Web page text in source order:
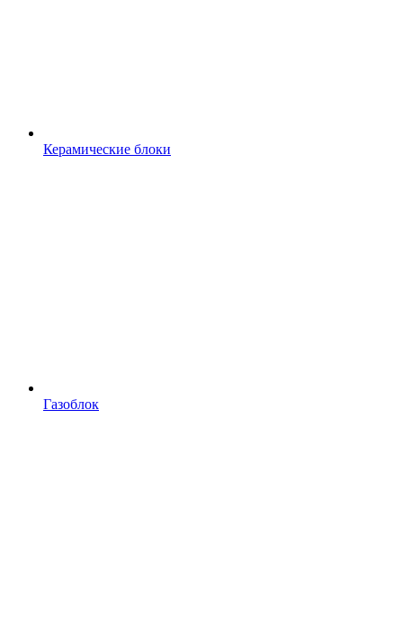
Керамические блоки
Газоблок